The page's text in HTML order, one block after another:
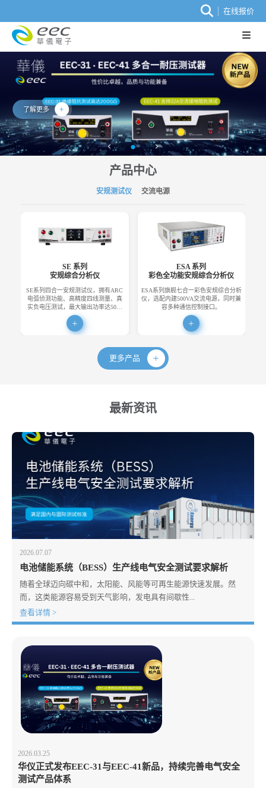
在线报价
了解更多
产品中心
安规测试仪 交流电源
SE 系列
安规综合分析仪
SE系列四合一安规测试仪，拥有ARC
电弧侦测功能、高精度四线测量、真
实负电压测试，最大输出功率达50…
ESA 系列
彩色全功能安规综合分析仪
ESA系列旗舰七合一彩色安规综合分析
仪，选配内建500VA交流电源，同时兼
容多种通信控制接口。
更多产品
最新资讯
2026.07.07
电池储能系统（BESS）生产线电气安全测试要求解析
随着全球迈向碳中和，太阳能、风能等可再生能源快速发展。然
而，这类能源容易受到天气影响，发电具有间歇性...
查看详情 >
2026.03.25
华仪正式发布EEC-31与EEC-41新品，持续完善电气安全
测试产品体系